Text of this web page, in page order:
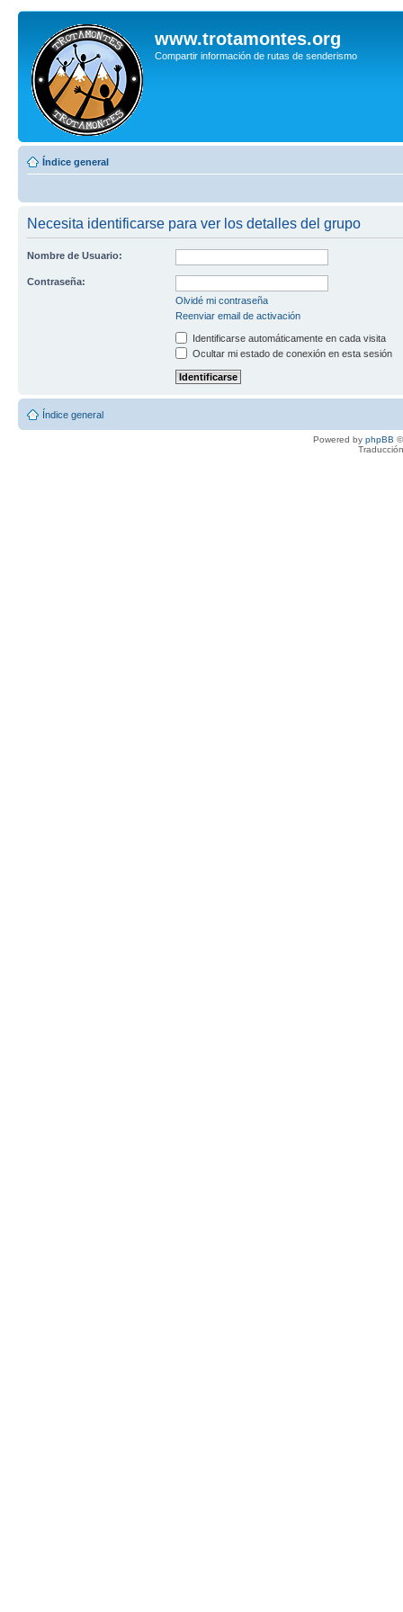
www.trotamontes.org
Compartir información de rutas de senderismo
Índice general
Necesita identificarse para ver los detalles del grupo
Nombre de Usuario:
Contraseña:
Olvidé mi contraseña
Reenviar email de activación
Identificarse automáticamente en cada visita
Ocultar mi estado de conexión en esta sesión
Índice general
Powered by phpBB